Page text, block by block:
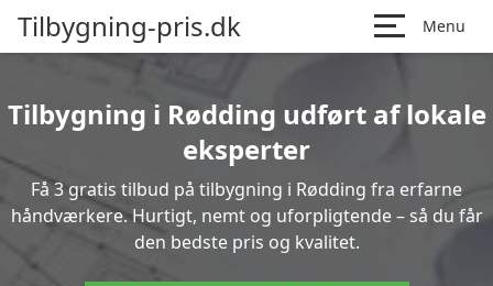
Tilbygning-pris.dk Menu
Tilbygning i Rødding udført af lokale
eksperter
Få 3 gratis tilbud på tilbygning i Rødding fra erfarne
håndværkere. Hurtigt, nemt og uforpligtende – så du får
den bedste pris og kvalitet.